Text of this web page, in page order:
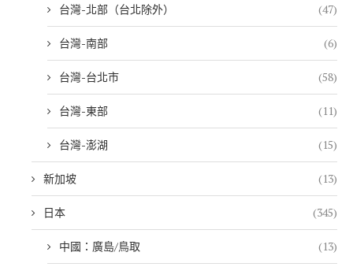
台灣-北部（台北除外） (47)
台灣-南部 (6)
台灣-台北市 (58)
台灣-東部 (11)
台灣-澎湖 (15)
新加坡 (13)
日本 (345)
中國：廣島/鳥取 (13)